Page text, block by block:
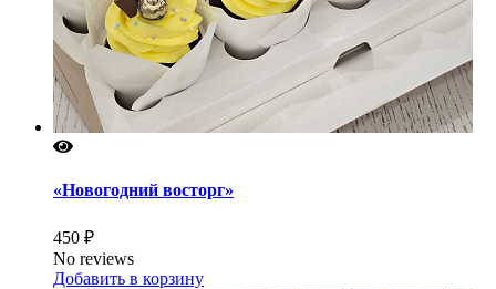
«Новогодний восторг»
450 ₽
No reviews
Добавить в корзину